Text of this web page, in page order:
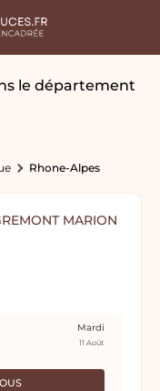
le département
Rhone-Alpes
MARION
Mardi
11 Août